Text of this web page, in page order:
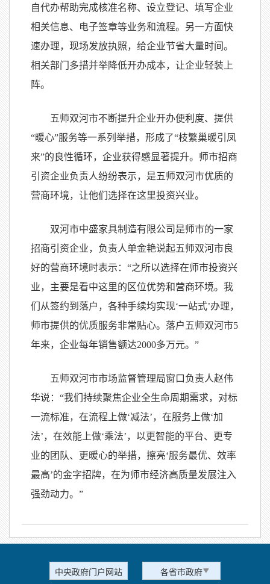
自代办帮助完成核准名称、设立登记、填写企业
相关信息、电子签章等业务和流程。另一方面快
速办理，现场发放执照，给企业节省大量时间。
相关部门多措并举降低开办成本，让企业轻装上
阵。
五师双河市不断提升企业开办便利度、提供
“暖心”服务等一系列举措，形成了“枝繁巢暖引凤
来”的良性循环，企业获得感显著提升。师市招商
引资企业负责人纷纷表示，是五师双河市优质的
营商环境，让他们选择在这里投资兴业。
双河市中盛家具制造有限公司是师市的一家
招商引资企业，负责人单金艳说起五师双河市良
好的营商环境时表示：“之所以选择在师市投资兴
业，主要是看中这里的区位优势和营商环境。我
们从签约到落户，各种手续均实现‘一站式’办理，
师市提供的优质服务非常贴心。落户五师双河市5
年来，企业每年销售额达2000多万元。”
五师双河市市场监督管理局窗口负责人赵伟
华说：“我们持续聚焦企业全生命周期需求，对标
一流标准，在流程上做‘减法’，在服务上做‘加
法’，在效能上做‘乘法’，以更智能的平台、更专
业的团队、更暖心的举措，擦亮‘服务最优、效率
最高’的金字招牌，在为师市经济高质量发展注入
强劲动力。”
中央政府门户网站 各省市政府